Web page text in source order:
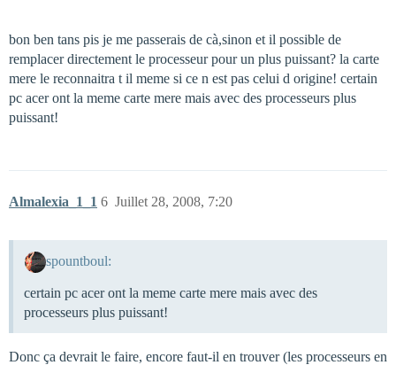
bon ben tans pis je me passerais de cà,sinon et il possible de
remplacer directement le processeur pour un plus puissant? la carte
mere le reconnaitra t il meme si ce n est pas celui d origine! certain
pc acer ont la meme carte mere mais avec des processeurs plus
puissant!
Almalexia_1_1 Juillet 28, 2008, 7:20
6
spountboul:
certain pc acer ont la meme carte mere mais avec des
processeurs plus puissant!
Donc ça devrait le faire, encore faut-il en trouver (les processeurs en